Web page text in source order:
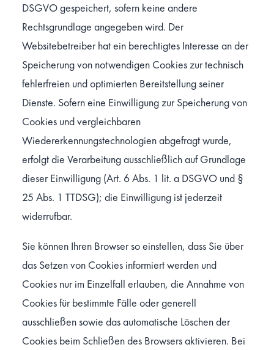
DSGVO gespeichert, sofern keine andere
Rechtsgrundlage angegeben wird. Der
Websitebetreiber hat ein berechtigtes Interesse an der
Speicherung von notwendigen Cookies zur technisch
fehlerfreien und optimierten Bereitstellung seiner
Dienste. Sofern eine Einwilligung zur Speicherung von
Cookies und vergleichbaren
Wiedererkennungstechnologien abgefragt wurde,
erfolgt die Verarbeitung ausschließlich auf Grundlage
dieser Einwilligung (Art. 6 Abs. 1 lit. a DSGVO und §
25 Abs. 1 TTDSG); die Einwilligung ist jederzeit
widerrufbar.
Sie können Ihren Browser so einstellen, dass Sie über
das Setzen von Cookies informiert werden und
Cookies nur im Einzelfall erlauben, die Annahme von
Cookies für bestimmte Fälle oder generell
ausschließen sowie das automatische Löschen der
Cookies beim Schließen des Browsers aktivieren. Bei